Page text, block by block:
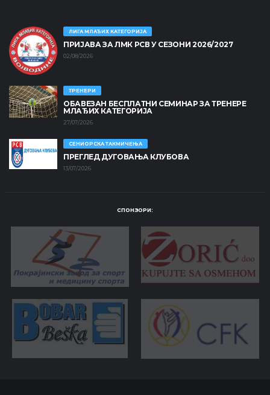
ЛИГА МЛАЂИХ КАТЕГОРИЈА
ПРИЈАВА ЗА ЛМК РСВ У СЕЗОНИ 2026/2027
02/08/2026
ТРЕНЕРИ
ОБАВЕЗАН БЕСПЛАТНИ СЕМИНАР ЗА ТРЕНЕРЕ
МЛАЂИХ КАТЕГОРИЈА
27/07/2026
СЕНИОРСКА ТАКМИЧЕЊА
ПРЕГЛЕД ДУГОВАЊА КЛУБОВА
13/07/2026
СПОНЗОРИ: